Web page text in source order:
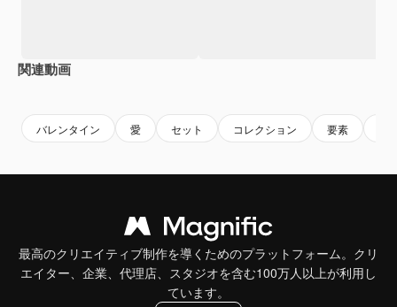
関連動画
バレンタイン 愛 セット コレクション 要素
最高のクリエイティブ制作を導くためのプラットフォーム。クリ
エイター、企業、代理店、スタジオを含む100万人以上が利用し
ています。